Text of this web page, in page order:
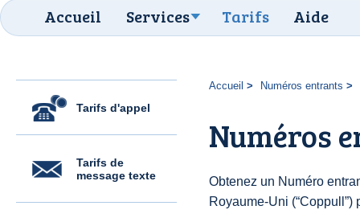
Accueil Services Tarifs Aide
Tarifs d'appel
Tarifs de
message texte
Accueil Numéros entrants
Numéros
Obtenez un Numéro
Royaume-Uni (“Coppull”)